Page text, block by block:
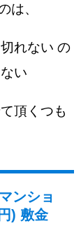
は、
れない の
い
頂くつも
ンショ
) 敷金